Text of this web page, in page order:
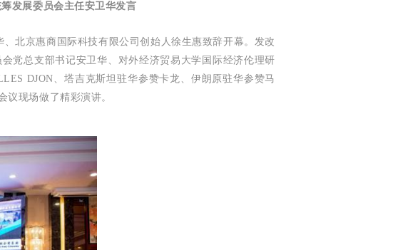
发展委员会主任安卫华发言
、北京惠商国际科技有限公司创始人徐生惠致辞开幕。发改
会党总支部书记安卫华、对外经济贸易大学国际经济伦理研
DJON、塔吉克斯坦驻华参赞卡龙、伊朗原驻华参赞马
现场做了精彩演讲。